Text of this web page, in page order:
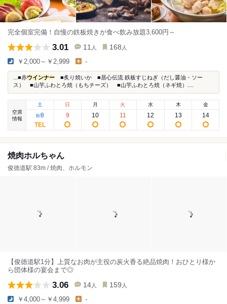
完全個室完備！自慢の鉄板焼きが食べ飲み放題3,600円～
3.01 11 人 168 人
￥2,000～￥2,999 -
...■赤ウインナー ■炙り焼いか ■居心伝流 鉄板すじねぎ（だし醤油・ソー
ス） ■山芋ふわとろ焼（もちチーズ） ■山芋ふわとろ焼（ネギ焼）....
空席
情報
土
8/8
日
9
月
10
火
11
水
12
木
13
金
14
焼肉ホルちゃん
俊徳道駅 83m / 焼肉、ホルモン
【俊徳道駅1分】上質なお肉が主役の炭火香る絶品焼肉！おひとり様か
ら団体様の宴会まで◎
3.06 14 人 159 人
￥4,000～￥4,999 -